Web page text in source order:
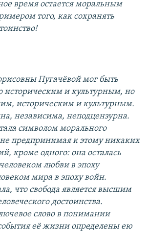
время остается моральным
того, как сохранять
Пугачёвой мог быть
историческим и культурным, но
историческим и культурным.
независима, неподцензурна.
символом морального
предпринимая к этому никаких
кроме одного: она осталась
любви в эпоху
мира в эпоху войн.
что свобода является высшим
достоинства.
слово в понимании
её жизни определены ею